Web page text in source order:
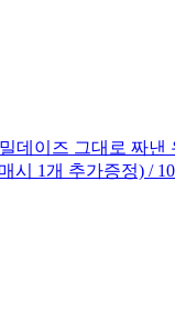
데이즈 그대로 짜낸
시 1개 추가증정) /